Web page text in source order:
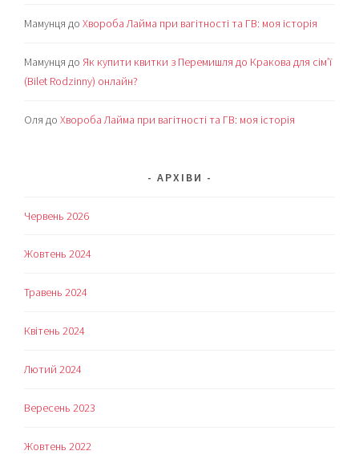
Мамунця доХвороба Лайма при вагітності та ГВ: моя історія
Мамунця до Як купити квитки з Перемишля до Кракова для сім’ї
(Bilet Rodzinny) онлайн?
Оля доХвороба Лайма при вагітності та ГВ: моя історія
АРХІВИ
Червень 2026
Жовтень 2024
Травень 2024
Квітень 2024
Лютий 2024
Вересень 2023
Жовтень 2022